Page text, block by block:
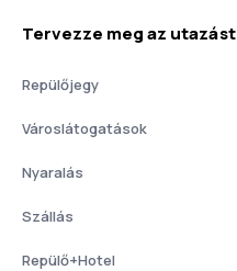
Tervezze meg az utazást
Repülőjegy
Városlátogatások
Nyaralás
Szállás
Repülő+Hotel